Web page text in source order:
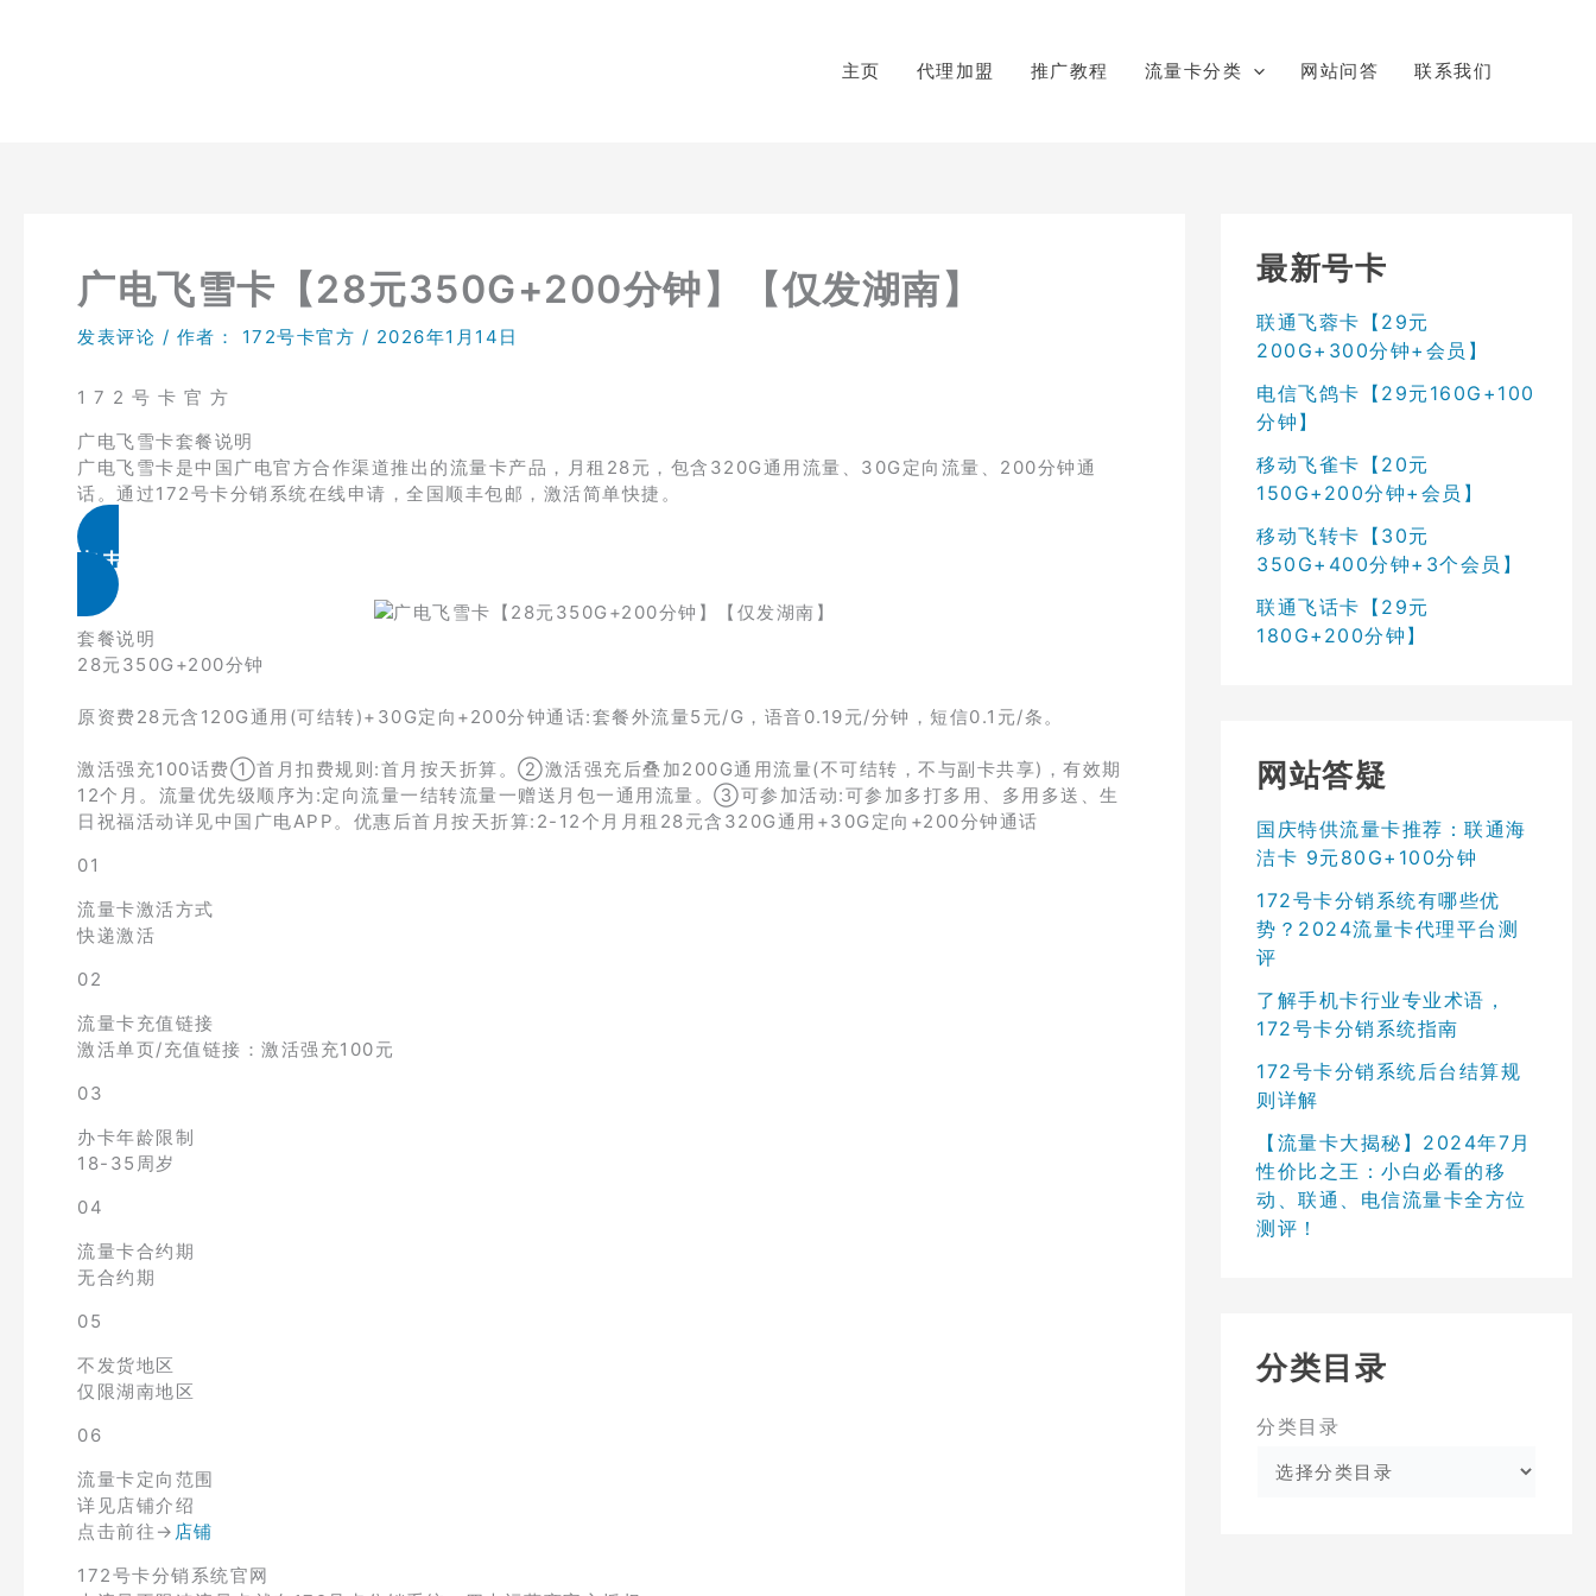
主页 代理加盟 推广教程 流量卡分类 网站问答 联系我们
广电飞雪卡【28元350G+200分钟】【仅发湖南】
发表评论 / 作者： 172号卡官方 / 2026年1月14日
1 7 2 号 卡 官 方
广电飞雪卡套餐说明
广电飞雪卡是中国广电官方合作渠道推出的流量卡产品，月租28元，包含320G通用流量、30G定向流量、200分钟通
话。通过172号卡分销系统在线申请，全国顺丰包邮，激活简单快捷。
点击免费领取
套餐说明
28元350G+200分钟
原资费28元含120G通用(可结转)+30G定向+200分钟通话:套餐外流量5元/G，语音0.19元/分钟，短信0.1元/条。
激活强充100话费①首月扣费规则:首月按天折算。②激活强充后叠加200G通用流量(不可结转，不与副卡共享)，有效期
12个月。流量优先级顺序为:定向流量一结转流量一赠送月包一通用流量。③可参加活动:可参加多打多用、多用多送、生
日祝福活动详见中国广电APP。优惠后首月按天折算:2-12个月月租28元含320G通用+30G定向+200分钟通话
01
流量卡激活方式
快递激活
02
流量卡充值链接
激活单页/充值链接：激活强充100元
03
办卡年龄限制
18-35周岁
04
流量卡合约期
无合约期
05
不发货地区
仅限湖南地区
06
流量卡定向范围
详见店铺介绍
点击前往→ 店铺
172号卡分销系统官网
最新号卡
联通飞蓉卡【29元
200G+300分钟+会员】
电信飞鸽卡【29元160G+100
分钟】
移动飞雀卡【20元
150G+200分钟+会员】
移动飞转卡【30元
350G+400分钟+3个会员】
联通飞话卡【29元
180G+200分钟】
网站答疑
国庆特供流量卡推荐：联通海
洁卡 9元80G+100分钟
172号卡分销系统有哪些优
势？2024流量卡代理平台测
评
了解手机卡行业专业术语，
172号卡分销系统指南
172号卡分销系统后台结算规
则详解
【流量卡大揭秘】2024年7月
性价比之王：小白必看的移
动、联通、电信流量卡全方位
测评！
分类目录
分类目录